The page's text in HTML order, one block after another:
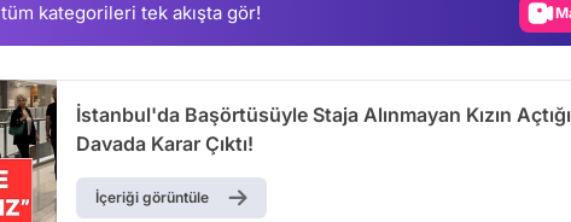
tüm kategorileri tek akışta gör!
İstanbul'da Başörtüsüyle Staja Alınmayan Kızın Açtığı
Davada Karar Çıktı!
İçeriği görüntüle